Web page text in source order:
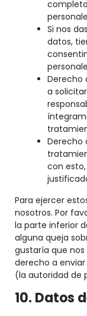
Si nos
datos,
Derecho
a
Derecho
con
Para ejercer
nosotros. Por
la parte inferior
alguna queja
gustaría que
derecho a
(la autoridad de
10. Datos